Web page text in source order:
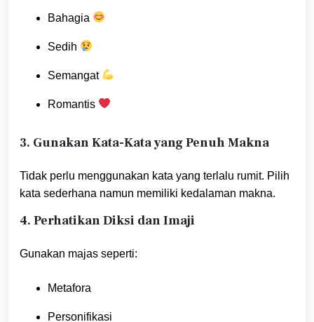
Bahagia
Sedih
Semangat
Romantis
3. Gunakan Kata-Kata yang Penuh Makna
Tidak perlu menggunakan kata yang terlalu rumit. Pilih
kata sederhana namun memiliki kedalaman makna.
4. Perhatikan Diksi dan Imaji
Gunakan majas seperti:
Metafora
Personifikasi